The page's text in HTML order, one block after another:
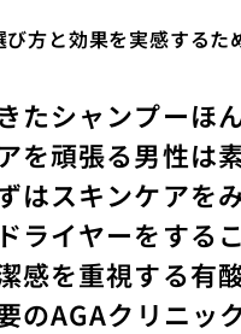
方と効果を実感するた
たシャンプーほ
を頑張る男性は
はスキンケアを
ライヤーをする
感を重視する有
のAGAクリニ